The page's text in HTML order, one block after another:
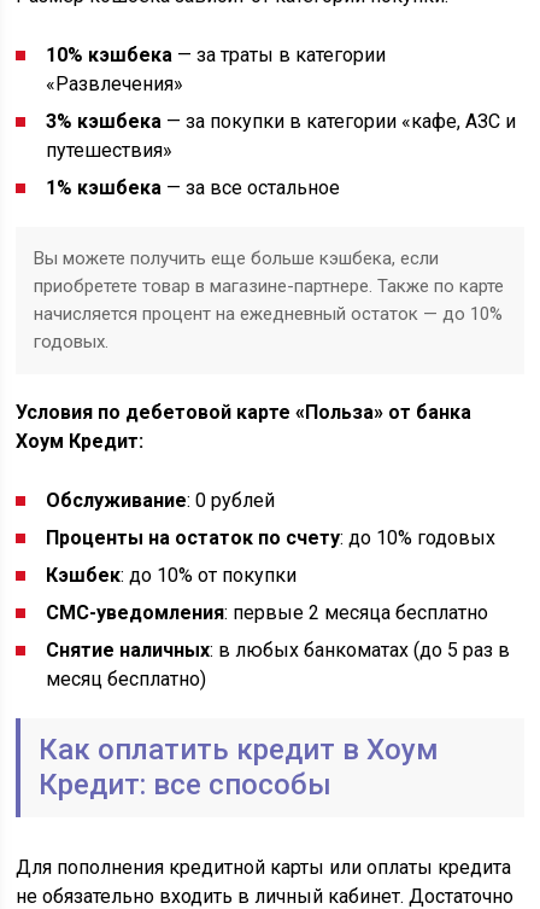
10% кэшбека — за траты в категории
«Развлечения»
3% кэшбека — за покупки в категории «кафе, АЗС и
путешествия»
1% кэшбека — за все остальное
Вы можете получить еще больше кэшбека, если
приобретете товар в магазине-партнере. Также по карте
начисляется процент на ежедневный остаток — до 10%
годовых.
Условия по дебетовой карте «Польза» от банка
Хоум Кредит:
Обслуживание: 0 рублей
Проценты на остаток по счету: до 10% годовых
Кэшбек: до 10% от покупки
СМС-уведомления: первые 2 месяца бесплатно
Снятие наличных: в любых банкоматах (до 5 раз в
месяц бесплатно)
Как оплатить кредит в Хоум
Кредит: все способы
Для пополнения кредитной карты или оплаты кредита
не обязательно входить в личный кабинет. Достаточно